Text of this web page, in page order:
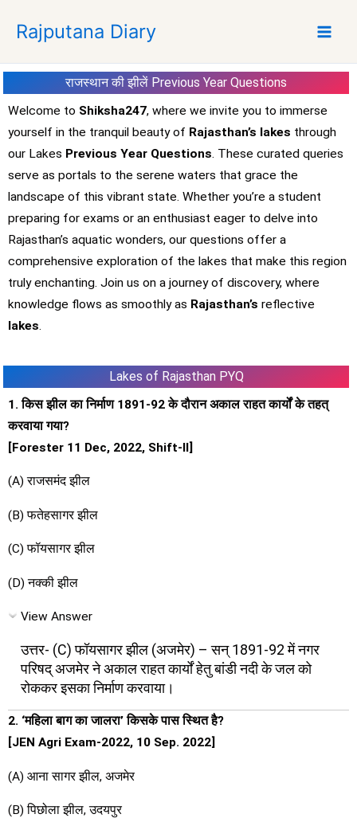
p
Rajputana Diary
राजस्थान की झीलें Previous Year Questions
Welcome to Shiksha247, where we invite you to immerse
yourself in the tranquil beauty of Rajasthan’s lakes through
our Lakes Previous Year Questions. These curated queries
serve as portals to the serene waters that grace the
landscape of this vibrant state. Whether you’re a student
preparing for exams or an enthusiast eager to delve into
Rajasthan’s aquatic wonders, our questions offer a
comprehensive exploration of the lakes that make this region
truly enchanting. Join us on a journey of discovery, where
knowledge flows as smoothly as Rajasthan’s reflective
lakes.
Lakes of Rajasthan PYQ
1. किस झील का निर्माण 1891-92 के दौरान अकाल राहत कार्यों के तहत्
करवाया गया?
[Forester 11 Dec, 2022, Shift-II]
(A) राजसमंद झील
(B) फतेहसागर झील
(C) फॉयसागर झील
(D) नक्की झील
View Answer
उत्तर- (C) फॉयसागर झील (अजमेर) – सन् 1891-92 में नगर
परिषद् अजमेर ने अकाल राहत कार्यों हेतु बांडी नदी के जल को
रोककर इसका निर्माण करवाया।
2. ‘महिला बाग का जालरा’ किसके पास स्थित है?
[JEN Agri Exam-2022, 10 Sep. 2022]
(A) आना सागर झील, अजमेर
(B) पिछोला झील, उदयपुर